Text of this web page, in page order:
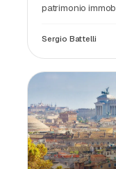
patrimonio
impongono una
Sergio Battelli